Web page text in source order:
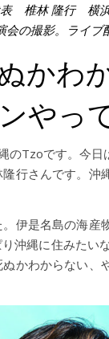
表 椎林 隆行 横
の撮影。ライブ
かわ
やっ
Tzoです。今日
行さんです。
伊是名島の海産
沖縄に住みたい
かわからない